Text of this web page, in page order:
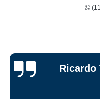
Ricardo